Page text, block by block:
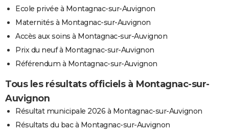
Ecole privée à Montagnac-sur-Auvignon
Maternités à Montagnac-sur-Auvignon
Accès aux soins à Montagnac-sur-Auvignon
Prix du neuf à Montagnac-sur-Auvignon
Référendum à Montagnac-sur-Auvignon
Tous les résultats officiels à Montagnac-sur-
Auvignon
Résultat municipale 2026 à Montagnac-sur-Auvignon
Résultats du bac à Montagnac-sur-Auvignon